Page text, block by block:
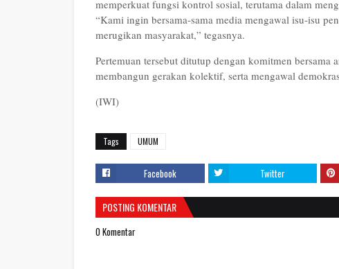
memperkuat fungsi kontrol sosial, terutama dalam
“Kami ingin bersama-sama media mengawal isu-isu
merugikan masyarakat,” tegasnya.
Pertemuan tersebut ditutup dengan komitmen
membangun gerakan kolektif, serta mengawal
(IWI)
Tags UMUM
Facebook Twitter
POSTING KOMENTAR
0 Komentar